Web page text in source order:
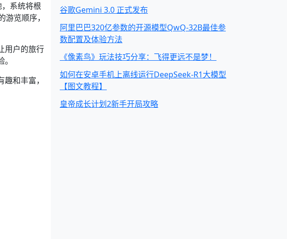
系统将根
览顺序，
用户的旅行
和丰富，
谷歌Gemini 3.0 正式发布
阿里巴巴320亿参数的开源模型QwQ-32B最佳参
数配置及体验方法
《像素鸟》玩法技巧分享：飞得更远不是梦！
如何在安卓手机上离线运行DeepSeek-R1大模型
【图文教程】
皇帝成长计划2新手开局攻略